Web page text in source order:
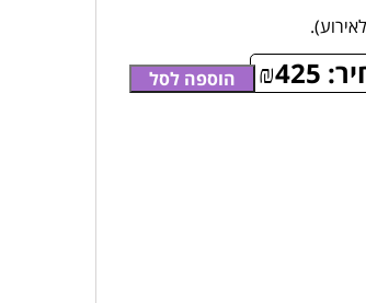
₪425 הוספה לסל